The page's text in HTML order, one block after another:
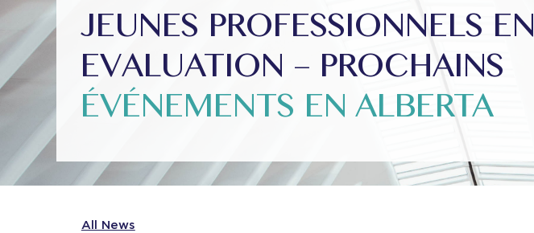
JEUNES PROFESSIONNELS EN
EVALUATION – PROCHAINS
ÉVÉNEMENTS EN ALBERTA
All News